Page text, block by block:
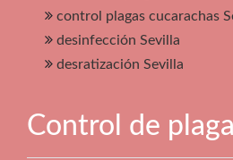
control plagas cucarachas
desinfección Sevilla
desratización Sevilla
Control de